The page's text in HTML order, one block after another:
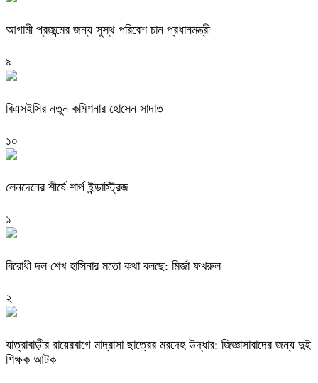
আগামী প্রজন্মের জন্য সুস্থ পরিবেশ চান প্রধানমন্ত্রী
৯
বিএসইসির নতুন কমিশনার হোসেন সাদাত
১০
লেনদেনের শীর্ষে শার্প ইন্ডাস্ট্রিজ
১
বিরোধী দল শেখ হাসিনার মতো কথা বলছে: মির্জা ফখরুল
২
যাত্রাবাড়ীর রায়েরবাগে মাদ্রাসা ছাত্রের মরদেহ উদ্ধার: জিজ্ঞাসাবাদের জন্য দুই
শিক্ষক আটক